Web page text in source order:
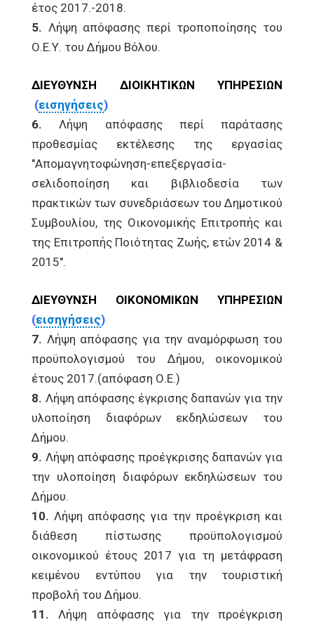
έτος 2017.-2018.
5. Λήψη απόφασης περί τροποποίησης του
Ο.Ε.Υ. του Δήμου Βόλου.
ΔΙΕΥΘΥΝΣΗ ΔΙΟΙΚΗΤΙΚΩΝ ΥΠΗΡΕΣΙΩΝ
(εισηγήσεις)
6. Λήψη απόφασης περί παράτασης
προθεσμίας εκτέλεσης της εργασίας
"Απομαγνητοφώνηση-επεξεργασία-
σελιδοποίηση και βιβλιοδεσία των
πρακτικών των συνεδριάσεων του Δημοτικού
Συμβουλίου, της Οικονομικής Επιτροπής και
της Επιτροπής Ποιότητας Ζωής, ετών 2014 &
2015".
ΔΙΕΥΘΥΝΣΗ ΟΙΚΟΝΟΜΙΚΩΝ ΥΠΗΡΕΣΙΩΝ
(εισηγήσεις)
7. Λήψη απόφασης για την αναμόρφωση του
προϋπολογισμού του Δήμου, οικονομικού
έτους 2017.(απόφαση Ο.Ε.)
8. Λήψη απόφασης έγκρισης δαπανών για την
υλοποίηση διαφόρων εκδηλώσεων του
Δήμου.
9. Λήψη απόφασης προέγκρισης δαπανών για
την υλοποίηση διαφόρων εκδηλώσεων του
Δήμου.
10. Λήψη απόφασης για την προέγκριση και
διάθεση πίστωσης προϋπολογισμού
οικονομικού έτους 2017 για τη μετάφραση
κειμένου εντύπου για την τουριστική
προβολή του Δήμου.
11. Λήψη απόφασης για την προέγκριση